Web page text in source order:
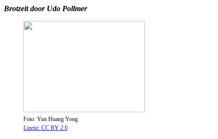
Brotzeit door Udo Pollmer
Foto: Yun Huang Yong
Lizenz: CC BY 2.0